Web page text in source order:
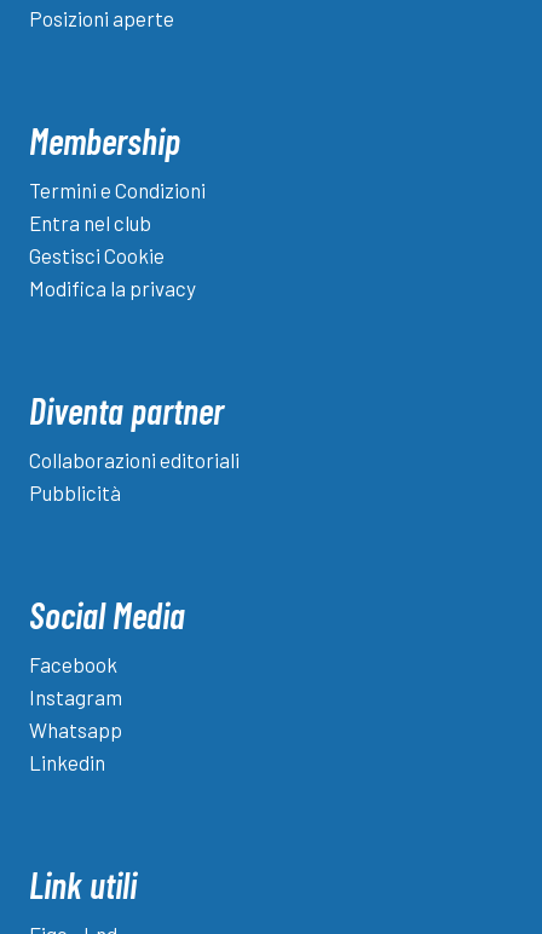
Posizioni aperte
Membership
Termini e Condizioni
Entra nel club
Gestisci Cookie
Modifica la privacy
Diventa partner
Collaborazioni editoriali
Pubblicità
Social Media
Facebook
Instagram
Whatsapp
Linkedin
Link utili